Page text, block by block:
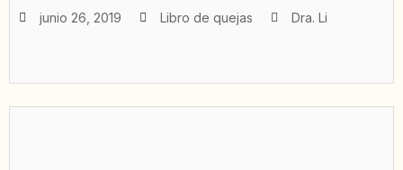
junio 26, 2019 Libro de quejas Dra. Li